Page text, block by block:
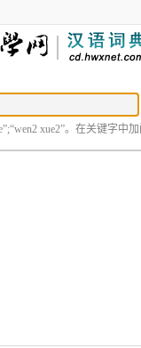
xue2”。在关键字中